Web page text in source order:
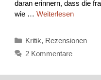
daran erinnern, dass die
wie … Weiterlesen
Kategorien
Kritik, Rezensionen
2 Kommentare